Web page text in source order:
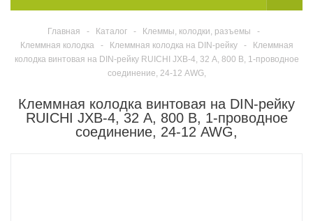
Главная - Каталог - Клеммы, колодки, разъемы
-
Клеммная колодка
- Клеммная колодка на DIN-рейку -
Клеммная
колодка винтовая на DIN-рейку RUICHI JXB-4, 32 А, 800 В, 1-проводное
соединение, 24-12 AWG,
Клеммная колодка винтовая на DIN-рейку
RUICHI JXB-4, 32 А, 800 В, 1-проводное
соединение, 24-12 AWG,